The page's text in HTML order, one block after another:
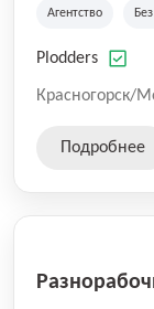
на рынке
оказываемых
Агентство
Plodders
Красногорск/
Подробнее